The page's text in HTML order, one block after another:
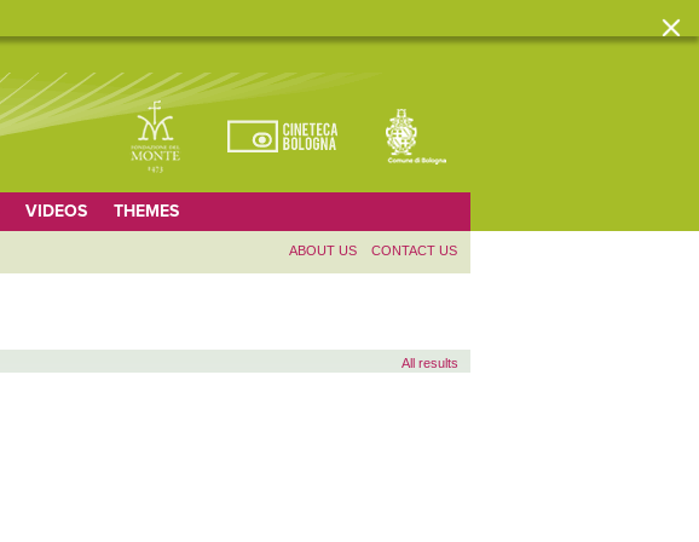
VIDEOS THEMES
ABOUT US CONTACT US
All results